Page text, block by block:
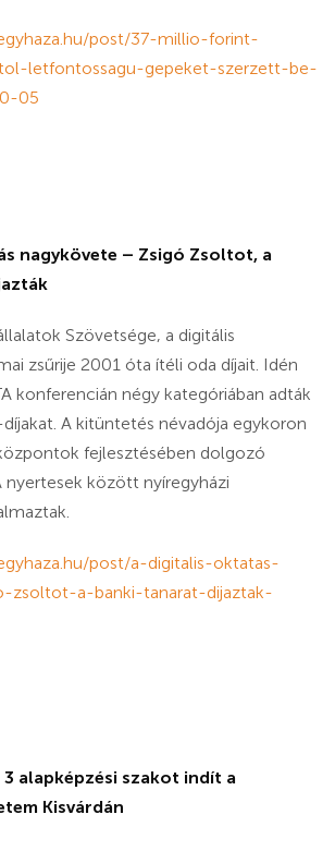
post/37-millio-forint-
letfontossagu-gepeket-szerzett-be-
05
nagykövete – Zsigó Zsoltot, a
Szövetsége, a digitális
zsűrije 2001 óta ítéli oda díjait. Idén
konferencián négy kategóriában adták
A kitüntetés névadója egykoron
fejlesztésében dolgozó
nyertesek között nyíregyházi
post/a-digitalis-oktatas-
zsoltot-a-banki-tanarat-dijaztak-
alapképzési szakot indít a
Kisvárdán